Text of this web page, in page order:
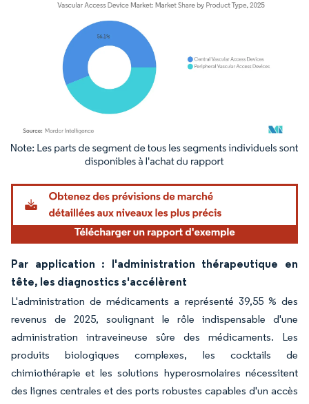
Image © Mordor Intelligence. La réutilisation nécessite une attribution sous CC BY
Par application : l'administration thérapeutique en
tête, les diagnostics s'accélèrent
L'administration de médicaments a représenté 39,55 % des
revenus de 2025, soulignant le rôle indispensable d'une
administration intraveineuse sûre des médicaments. Les
produits biologiques complexes, les cocktails de
chimiothérapie et les solutions hyperosmolaires nécessitent
des lignes centrales et des ports robustes capables d'un accès